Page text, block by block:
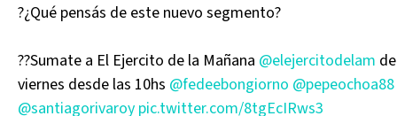
?¿Qué pensás de este nuevo segmento?
??Sumate a El Ejercito de la Mañana @elejercitodelam
viernes desde las 10hs @fedeebongiorno @pepeochoa88
@santiagorivaroy pic.twitter.com/8tgEcIRws3